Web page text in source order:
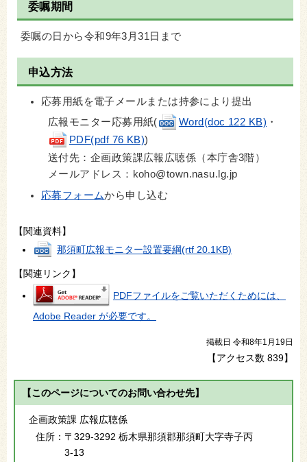
委嘱期間
委嘱の日から令和9年3月31日まで
申込方法
応募用紙を電子メールまたは持参により提出
広報モニター応募用紙(
Word(doc 122 KB) ・
PDF(pdf 76 KB))
送付先：企画政策課広報広聴係（本庁舎3階）
メールアドレス：koho@town.nasu.lg.jp
応募フォームから申し込む
【関連資料】
那須町広報モニター設置要綱(rtf 20.1KB)
【関連リンク】
PDFファイルをご覧いただくためには、
Adobe Reader が必要です。
掲載日 令和8年1月19日
【アクセス数 839】
【このページについてのお問い合わせ先】
企画政策課 広報広聴係
住所： 〒329-3292 栃木県那須郡那須町大字寺子丙
3-13